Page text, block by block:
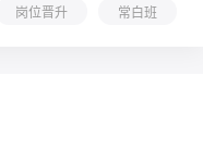
岗位晋升 常白班